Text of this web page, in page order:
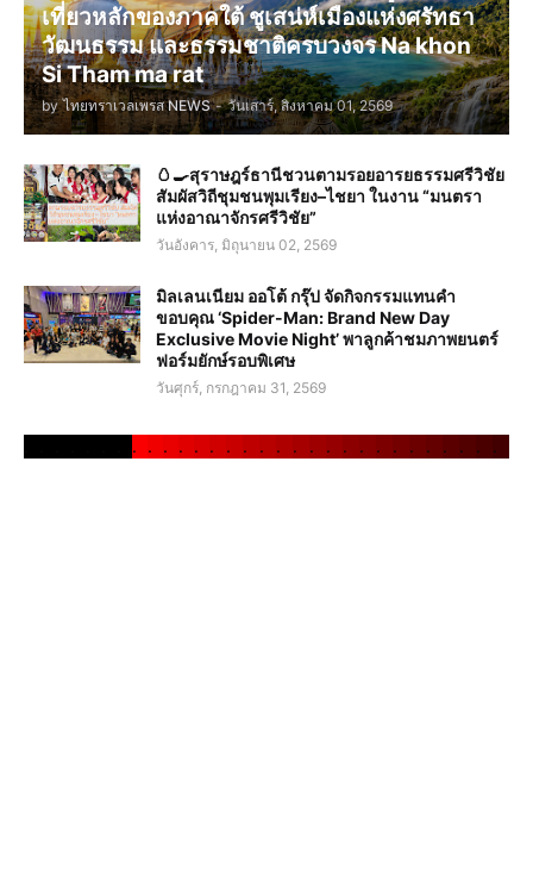
เที่ยวหลักของภาคใต้ ชูเสน่ห์เมืองแห่งศรัทธา
วัฒนธรรม และธรรมชาติครบวงจร Na khon
Si Tham ma rat
by ไทยทราเวลเพรส NEWS - วันเสาร์, สิงหาคม 01, 2569
🥚🍳สุราษฎร์ธานีชวนตามรอยอารยธรรมศรีวิชัย
สัมผัสวิถีชุมชนพุมเรียง–ไชยา ในงาน “มนตรา
แห่งอาณาจักรศรีวิชัย”
วันอังคาร, มิถุนายน 02, 2569
มิลเลนเนียม ออโต้ กรุ๊ป จัดกิจกรรมแทนคำ
ขอบคุณ ‘Spider-Man: Brand New Day
Exclusive Movie Night’ พาลูกค้าชมภาพยนตร์
ฟอร์มยักษ์รอบพิเศษ
วันศุกร์, กรกฎาคม 31, 2569
. . . . . . . . . . . . . . . . . . . . . . .